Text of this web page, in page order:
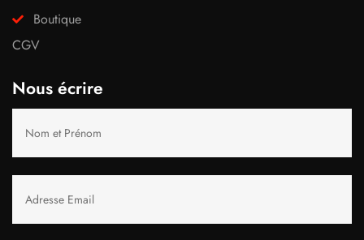
Boutique
CGV
Nous écrire